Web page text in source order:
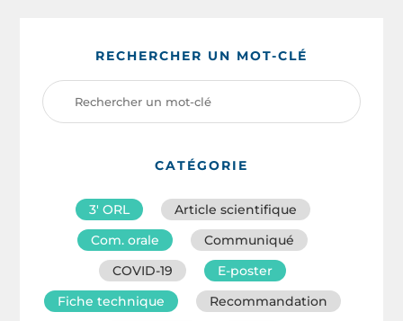
RECHERCHER UN MOT-CLÉ
CATÉGORIE
3′ ORL
Article scientifique
Com. orale
Communiqué
COVID-19
E-poster
Fiche technique
Recommandation